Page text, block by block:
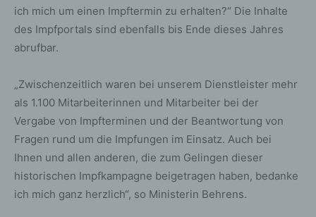
ich mich um einen Impftermin zu erhalten?“ Die Inhalte
des Impfportals sind ebenfalls bis Ende dieses Jahres
abrufbar.
„Zwischenzeitlich waren bei unserem Dienstleister mehr
als 1.100 Mitarbeiterinnen und Mitarbeiter bei der
Vergabe von Impfterminen und der Beantwortung von
Fragen rund um die Impfungen im Einsatz. Auch bei
Ihnen und allen anderen, die zum Gelingen dieser
historischen Impfkampagne beigetragen haben, bedanke
ich mich ganz herzlich“, so Ministerin Behrens.